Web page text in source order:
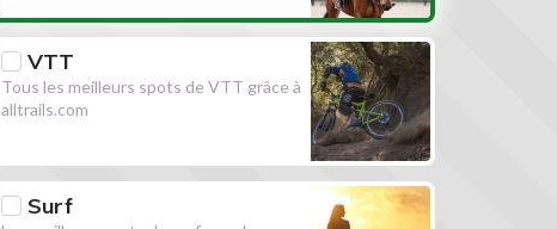
VTT
Tous les meilleurs spots de VTT grâce à
alltrails.com
Surf